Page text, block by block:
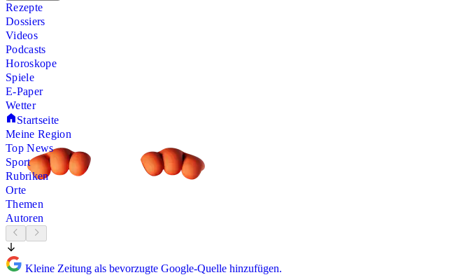
Rezepte
Dossiers
Videos
Podcasts
Horoskope
Spiele
E-Paper
Wetter
Startseite
Meine Region
Top News
Sport
Rubriken
Orte
Themen
Autoren
Kleine Zeitung als bevorzugte Google-Quelle hinzufügen.